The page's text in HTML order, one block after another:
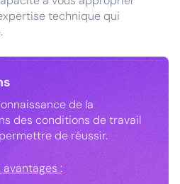
technique qui
de la
des conditions de travail
de réussir.
: